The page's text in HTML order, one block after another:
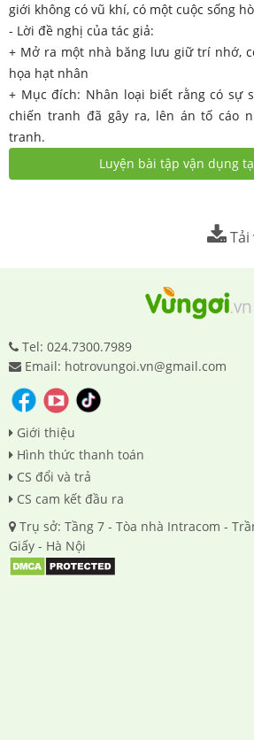
giới không có vũ khí, có một cuộc sống
- Lời đề nghị của tác giả:
+ Mở ra một nhà băng lưu giữ trí nhớ,
họa hạt nhân
+ Mục đích: Nhân loại biết rằng có sự
chiến tranh đã gây ra, lên án tố cáo
tranh.
Luyện bài tập vận dụng
Tải
Tel: 024.7300.7989
Email: hotrovungoi.vn@gmail.com
Giới thiệu
Hình thức thanh toán
CS đổi và trả
CS cam kết đầu ra
Trụ sở: Tầng 7 - Tòa nhà Intracom -
Giấy - Hà Nội